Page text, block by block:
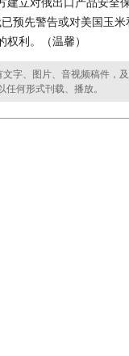
立对俄出口产品安全
预先警告或对美国玉
利。（温馨）
字、图片、音视频稿件，
何形式刊载、播放。